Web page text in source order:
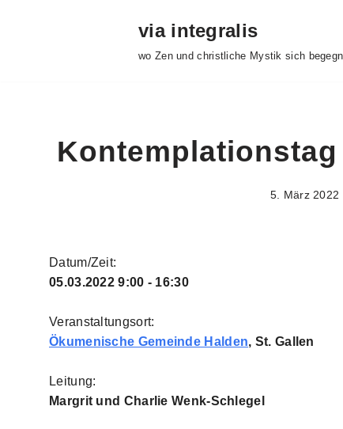
via integralis
wo Zen und christliche Mystik sich
5. März 2022
Datum/Zeit:
05.03.20229:00 - 16:30
Veranstaltungsort:
Ökumenische Gemeinde Halden, St. Gallen
Leitung:
Margrit und Charlie Wenk-Schlegel